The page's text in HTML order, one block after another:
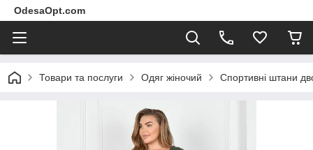
OdesaOpt.com
Товари та послуги Одяг жіночий Спортивні штани